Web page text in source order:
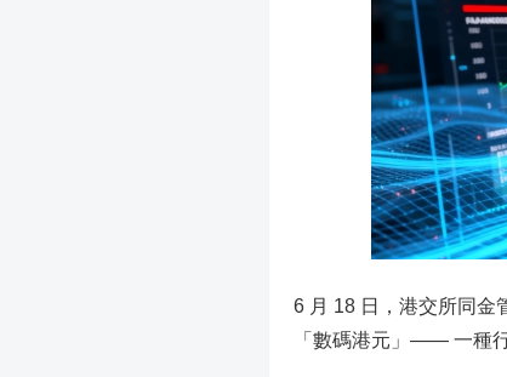
6 月 18 日，港交所同金
「數碼港元」—— 一種